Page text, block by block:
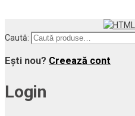
Caută:
Ești nou? Creează cont
Login